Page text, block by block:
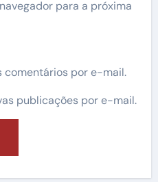
para a próxima
comentários por e-mail.
publicações por e-mail.